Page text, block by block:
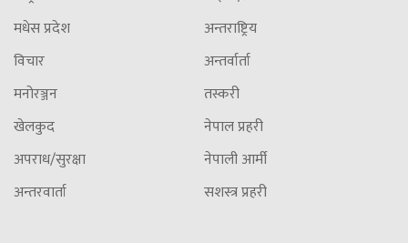
मधेस प्रदेश
विचार
मनोरञ्जन
खेलकुद
अपराध/सुरक्षा
अन्तरवार्ता
अन्तराष्ट्रिय
अन्तर्वार्ता
तस्करी
नेपाल प्रहरी
नेपाली आर्मी
सशस्त्र प्रहरी